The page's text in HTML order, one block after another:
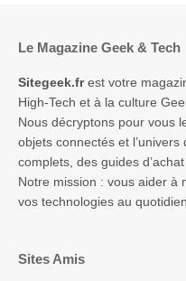
Le Magazine Geek & Tech
Sitegeek.frest votre
High-Tech et à la culture
Nous décryptons pour vous
objets connectés et
complets, des guides
Notre mission : vous aider à
vos technologies au
Sites Amis